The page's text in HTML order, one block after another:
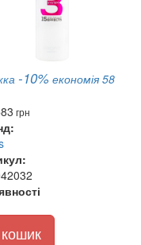
-10% економія 58
грн